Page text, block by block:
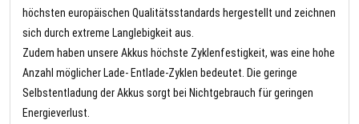
höchsten europäischen Qualitätsstandards hergestellt und zeichnen
sich durch extreme Langlebigkeit aus.
Zudem haben unsere Akkus höchste Zyklenfestigkeit, was eine hohe
Anzahl möglicher Lade- Entlade-Zyklen bedeutet. Die geringe
Selbstentladung der Akkus sorgt bei Nichtgebrauch für geringen
Energieverlust.